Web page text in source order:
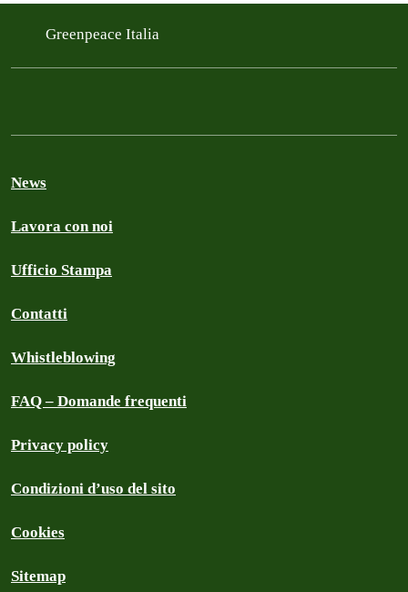
Greenpeace Italia
News
Lavora con noi
Ufficio Stampa
Contatti
Whistleblowing
FAQ – Domande frequenti
Privacy policy
Condizioni d’uso del sito
Cookies
Sitemap